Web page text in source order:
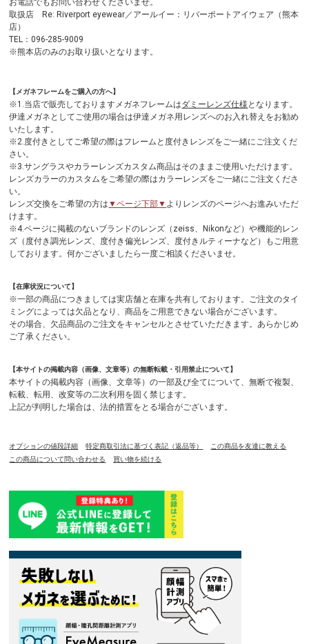
お電話でもお問い合わせくださいませ。
取扱店 Re: Riverport eyewear／アールイー：リバーポートアイウェア（熊本
店）
TEL：096-285-9009
※熊本店のみのお取り扱いとなります。
【メガネフレームをご購入の方へ】
※1.当店で販売しておりますメガネフレームはダミーレンズ仕様 となります。
伊達メガネとしてご使用の場合は伊達メガネ用レンズへのお入れ替えをお勧め
いたします。
※2.度付きとしてご希望の際はフレームと度付きレンズをご一緒にご注文くだ
さい。
※3.サングラスやカラーレンズカスタム商品はそのままご使用いただけます。
レンズカラーのカスタムをご希望の際はカラーレンズをご一緒にご注文くださ
い。
レンズ交換をご希望の方は ▼ページ下部▼ よりレンズのページへお進みいただ
けます。
※4.ページに掲載のないブランドのレンズ（zeiss、Nikonなど）や機能的レン
ズ（度付き調光レンズ、度付き偏光レンズ、度付きルティーナなど）もご用意
しております。何かございましたら一度ご相談くださいませ。
【在庫状況について】
※一部の商品につきましては実店舗と在庫を共有しております。ご注文のタイ
ミングによっては欠品となり、商品をご用意できない場合がございます。
その場合、欠品商品のご注文をキャンセルとさせていただきます。あらかじめ
ご了承ください。
【本サイトの掲載内容（画像、文章等）の無断転載・引用禁止について】
本サイトの掲載内容（画像、文章等）の一部及び全てについて、無断で複製、
転載、転用、改変等の二次利用を固く禁じます。
上記が判明した場合は、法的措置をとる場合がございます。
オプションの値段詳細 特定商取引法に基づく表記（返品等）
この商品を友達に教える
この商品について問い合わせる
買い物を続ける